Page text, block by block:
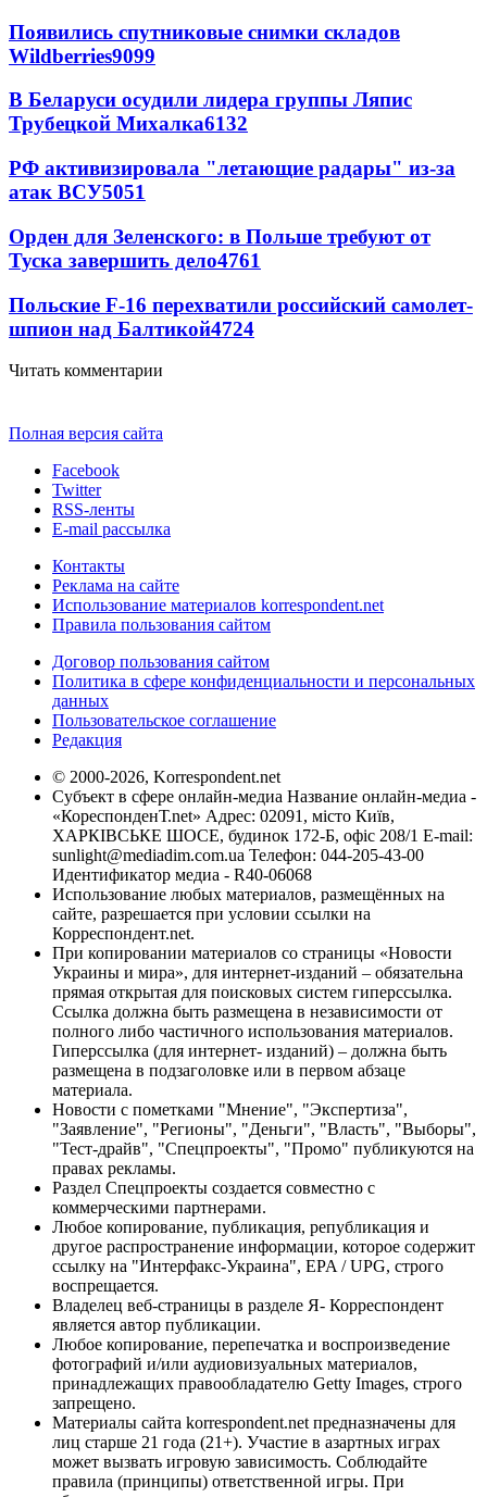
Появились спутниковые снимки складов
Wildberries9099
В Беларуси осудили лидера группы Ляпис
Трубецкой Михалка6132
РФ активизировала "летающие радары" из-за
атак ВСУ5051
Орден для Зеленского: в Польше требуют от
Туска завершить дело4761
Польские F-16 перехватили российский самолет-
шпион над Балтикой4724
Читать комментарии
Полная версия сайта
Facebook
Twitter
RSS-ленты
E-mail рассылка
Контакты
Реклама на сайте
Использование материалов korrespondent.net
Правила пользования сайтом
Договор пользования сайтом
Политика в сфере конфиденциальности и персональных
данных
Пользовательское соглашение
Редакция
© 2000-2026, Korrespondent.net
Субъект в сфере онлайн-медиа Название онлайн-медиа -
«КореспонденТ.net» Адрес: 02091, місто Київ,
ХАРКІВСЬКЕ ШОСЕ, будинок 172-Б, офіс 208/1 E-mail:
sunlight@mediadim.com.ua Телефон: 044-205-43-00
Идентификатор медиа - R40-06068
Использование любых материалов, размещённых на
сайте, разрешается при условии ссылки на
Корреспондент.net.
При копировании материалов со страницы «Новости
Украины и мира», для интернет-изданий – обязательна
прямая открытая для поисковых систем гиперссылка.
Ссылка должна быть размещена в независимости от
полного либо частичного использования материалов.
Гиперссылка (для интернет- изданий) – должна быть
размещена в подзаголовке или в первом абзаце
материала.
Новости с пометками "Мнение", "Экспертиза",
"Заявление", "Регионы", "Деньги", "Власть", "Выборы",
"Тест-драйв", "Спецпроекты", "Промо" публикуются на
правах рекламы.
Раздел Спецпроекты создается совместно с
коммерческими партнерами.
Любое копирование, публикация, републикация и
другое распространение информации, которое содержит
ссылку на "Интерфакс-Украина", EPA / UPG, строго
воспрещается.
Владелец веб-страницы в разделе Я- Корреспондент
является автор публикации.
Любое копирование, перепечатка и воспроизведение
фотографий и/или аудиовизуальных материалов,
принадлежащих правообладателю Getty Images, строго
запрещено.
Материалы сайта korrespondent.net предназначены для
лиц старше 21 года (21+). Участие в азартных играх
может вызвать игровую зависимость. Соблюдайте
правила (принципы) ответственной игры. При